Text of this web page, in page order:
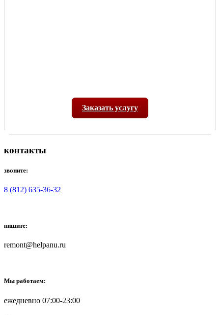
Заказать услугу
контакты
звоните:
8 (812) 635-36-32
пишите:
remont@helpanu.ru
Мы работаем:
ежедневно 07:00-23:00